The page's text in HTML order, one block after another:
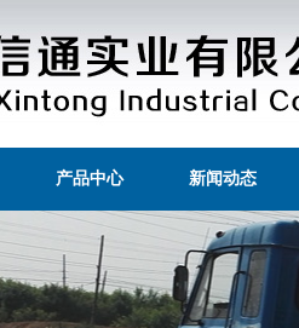
产品中心 新闻动态